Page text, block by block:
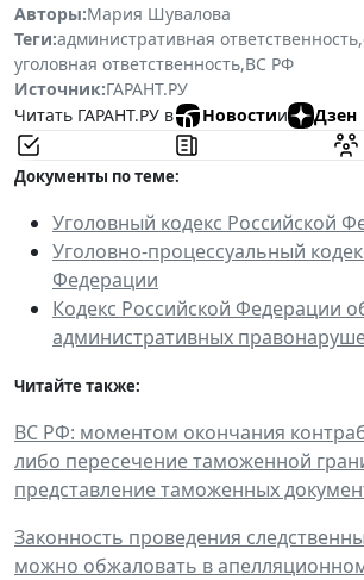
Авторы:Мария Шувалова
Теги:административная ответственность,
уголовная ответственность,ВС РФ
Источник:ГАРАНТ.РУ
Читать ГАРАНТ.РУ в
Новостии Дзен
Документы по теме:
Уголовный кодекс Российской
Уголовно-процессуальный
Федерации
Кодекс Российской Федерации
административных
Читайте также:
ВС РФ: моментом окончания
либо пересечение таможенной
представление таможенных
Законность проведения
можно обжаловать в